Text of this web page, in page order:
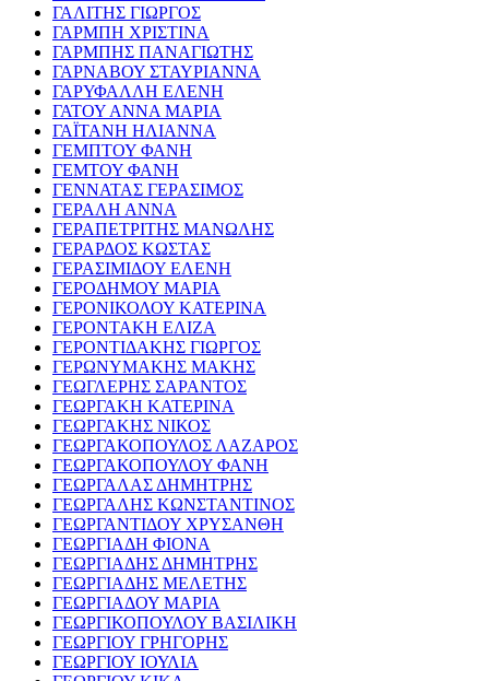
ΓΑΛΙΤΗΣ ΓΙΩΡΓΟΣ
ΓΑΡΜΠΗ ΧΡΙΣΤΙΝΑ
ΓΑΡΜΠΗΣ ΠΑΝΑΓΙΩΤΗΣ
ΓΑΡΝΑΒΟΥ ΣΤΑΥΡΙΑΝΝΑ
ΓΑΡΥΦΑΛΛΗ ΕΛΕΝΗ
ΓΑΤΟΥ ΑΝΝΑ ΜΑΡΙΑ
ΓΑΪΤΑΝΗ ΗΛΙΑΝΝΑ
ΓΕΜΠΤΟΥ ΦΑΝΗ
ΓΕΜΤΟΥ ΦΑΝΗ
ΓΕΝΝΑΤΑΣ ΓΕΡΑΣΙΜΟΣ
ΓΕΡΑΛΗ ΑΝΝΑ
ΓΕΡΑΠΕΤΡΙΤΗΣ ΜΑΝΩΛΗΣ
ΓΕΡΑΡΔΟΣ ΚΩΣΤΑΣ
ΓΕΡΑΣΙΜΙΔΟΥ ΕΛΕΝΗ
ΓΕΡΟΔΗΜΟΥ ΜΑΡΙΑ
ΓΕΡΟΝΙΚΟΛΟΥ ΚΑΤΕΡΙΝΑ
ΓΕΡΟΝΤΑΚΗ ΕΛΙΖΑ
ΓΕΡΟΝΤΙΔΑΚΗΣ ΓΙΩΡΓΟΣ
ΓΕΡΩΝΥΜΑΚΗΣ ΜΑΚΗΣ
ΓΕΩΓΛΕΡΗΣ ΣΑΡΑΝΤΟΣ
ΓΕΩΡΓΑΚΗ ΚΑΤΕΡΙΝΑ
ΓΕΩΡΓΑΚΗΣ ΝΙΚΟΣ
ΓΕΩΡΓΑΚΟΠΟΥΛΟΣ ΛΑΖΑΡΟΣ
ΓΕΩΡΓΑΚΟΠΟΥΛΟΥ ΦΑΝΗ
ΓΕΩΡΓΑΛΑΣ ΔΗΜΗΤΡΗΣ
ΓΕΩΡΓΑΛΗΣ ΚΩΝΣΤΑΝΤΙΝΟΣ
ΓΕΩΡΓΑΝΤΙΔΟΥ ΧΡΥΣΑΝΘΗ
ΓΕΩΡΓΙΑΔΗ ΦΙΟΝΑ
ΓΕΩΡΓΙΑΔΗΣ ΔΗΜΗΤΡΗΣ
ΓΕΩΡΓΙΑΔΗΣ ΜΕΛΕΤΗΣ
ΓΕΩΡΓΙΑΔΟΥ ΜΑΡΙΑ
ΓΕΩΡΓΙΚΟΠΟΥΛΟΥ ΒΑΣΙΛΙΚΗ
ΓΕΩΡΓΙΟΥ ΓΡΗΓΟΡΗΣ
ΓΕΩΡΓΙΟΥ ΙΟΥΛΙΑ